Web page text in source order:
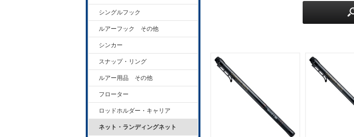
シングルフック
ルアーフック その他
シンカー
スナップ・リング
ルアー用品 その他
フローター
ロッドホルダー・キャリア
ネット・ランディングネット